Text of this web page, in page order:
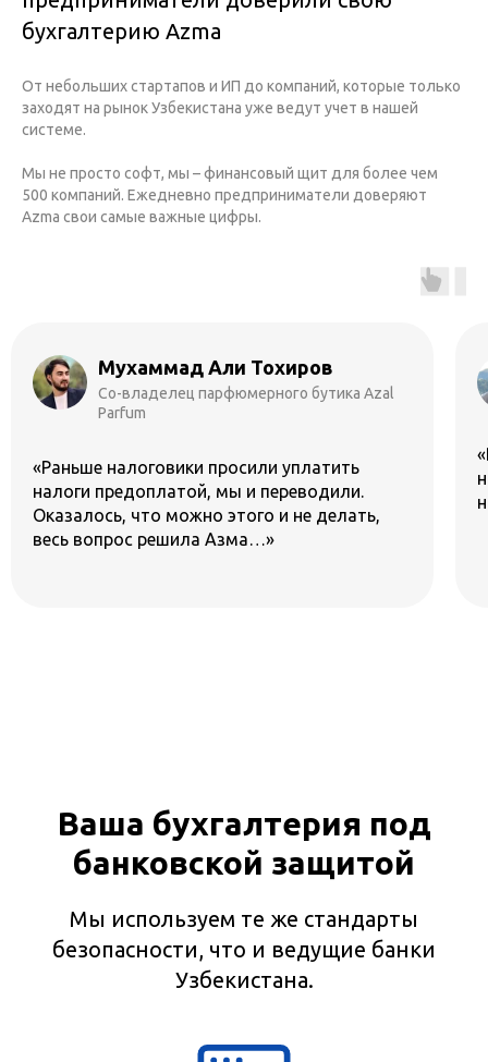
бухгалтерию Azma
От небольших стартапов и ИП до компаний, которые только
заходят на рынок Узбекистана уже ведут учет в нашей
системе.
Мы не просто софт, мы – финансовый щит для более чем
500 компаний. Ежедневно предприниматели доверяют
Azma свои самые важные цифры.
Ибратбек Тургунбоев
Основатель 21FIT
никак, и в этом весь кайф. Для меня вопрос с
налогами закрыт…»
Ваша бухгалтерия под
банковской защитой
Мы используем те же стандарты
безопасности, что и ведущие банки
Узбекистана.